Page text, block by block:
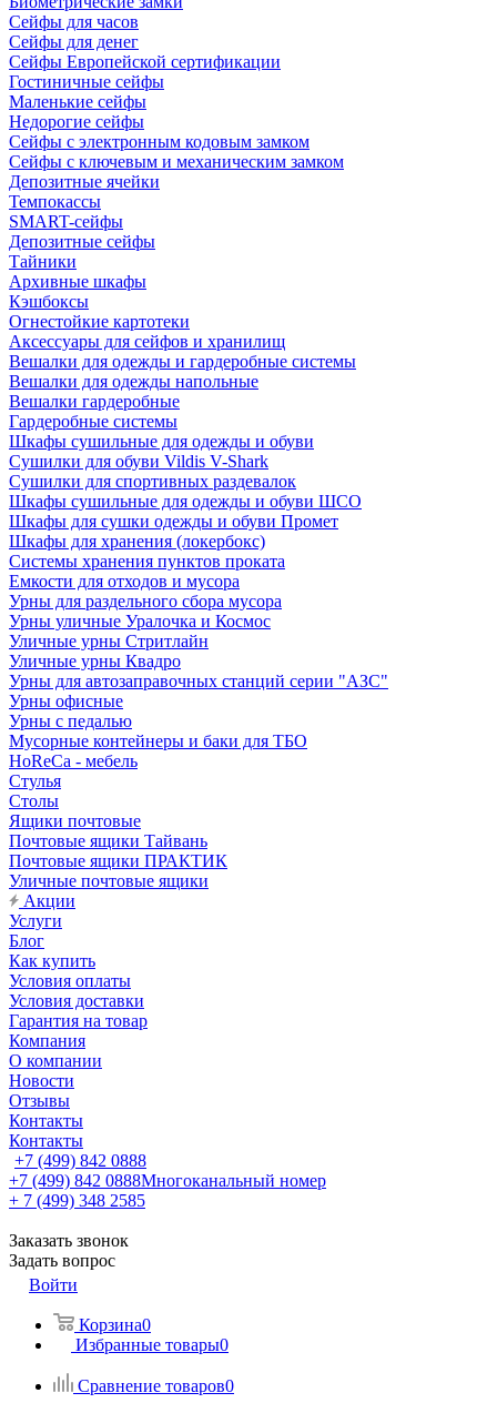
Сейфы для часов
Сейфы для денег
Сейфы Европейской сертификации
Гостиничные сейфы
Маленькие сейфы
Недорогие сейфы
Сейфы с электронным кодовым замком
Сейфы с ключевым и механическим замком
Депозитные ячейки
Темпокассы
SMART-сейфы
Депозитные сейфы
Тайники
Архивные шкафы
Кэшбоксы
Огнестойкие картотеки
Аксессуары для сейфов и хранилищ
Вешалки для одежды и гардеробные системы
Вешалки для одежды напольные
Вешалки гардеробные
Гардеробные системы
Шкафы сушильные для одежды и обуви
Сушилки для обуви Vildis V-Shark
Сушилки для спортивных раздевалок
Шкафы сушильные для одежды и обуви ШСО
Шкафы для сушки одежды и обуви Промет
Шкафы для хранения (локербокс)
Системы хранения пунктов проката
Емкости для отходов и мусора
Урны для раздельного сбора мусора
Урны уличные Уралочка и Космос
Уличные урны Стритлайн
Уличные урны Квадро
Урны для автозаправочных станций серии "АЗС"
Урны офисные
Урны с педалью
Мусорные контейнеры и баки для ТБО
HoReCa - мебель
Стулья
Столы
Ящики почтовые
Почтовые ящики Тайвань
Почтовые ящики ПРАКТИК
Уличные почтовые ящики
Акции
Услуги
Блог
Как купить
Условия оплаты
Условия доставки
Гарантия на товар
Компания
О компании
Новости
Отзывы
Контакты
Контакты
+7 (499) 842 0888
+7 (499) 842 0888Многоканальный номер
+ 7 (499) 348 2585
Заказать звонок
Задать вопрос
Войти
Корзина0
Избранные товары0
Сравнение товаров0